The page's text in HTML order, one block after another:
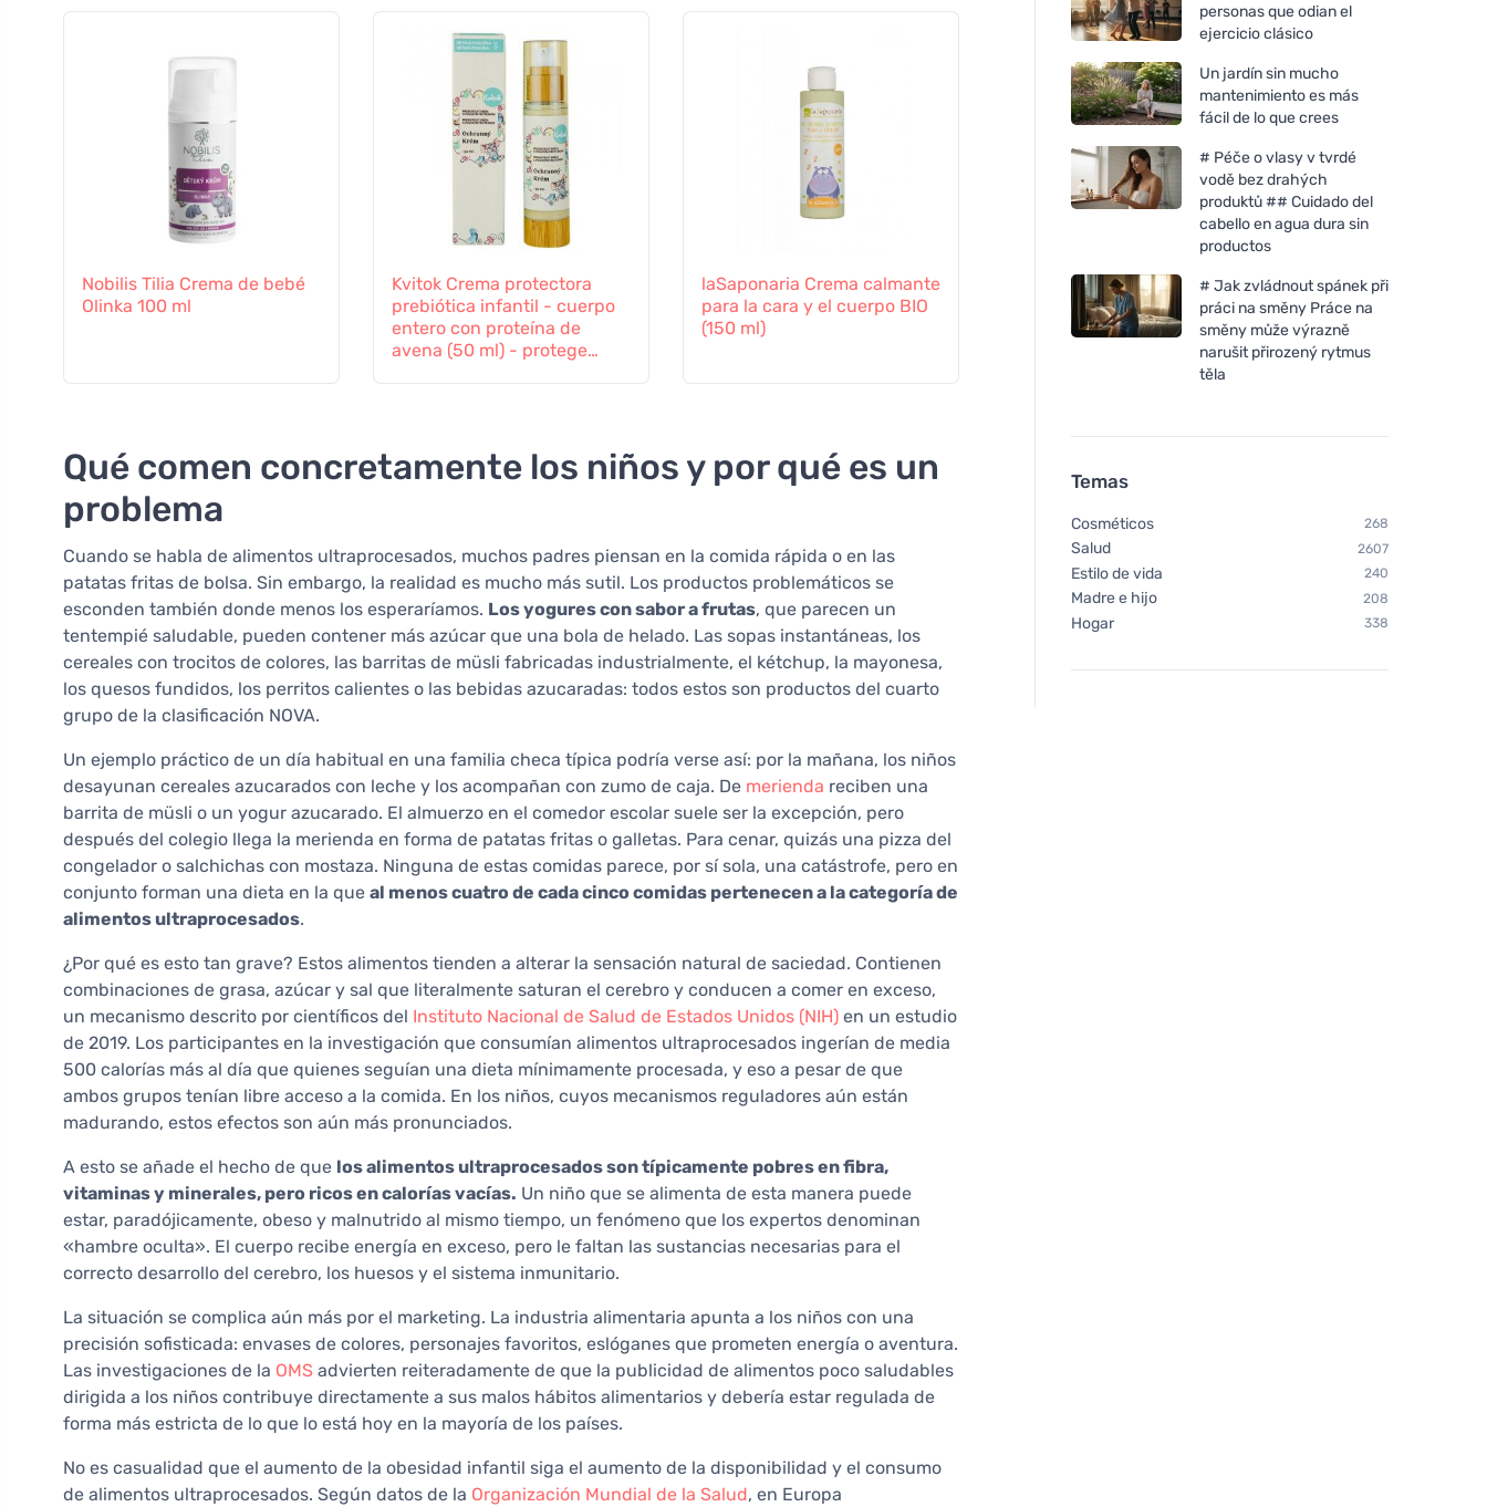
Nobilis Tilia Crema de bebé
Olinka 100 ml
Kvitok Crema protectora
prebiótica infantil - cuerpo
entero con proteína de
avena (50 ml) - protege
laSaponaria Crema calmante
para la cara y el cuerpo BIO
(150 ml)
Qué comen concretamente los niños y por qué es un
problema
Cuando se habla de alimentos ultraprocesados, muchos padres piensan en la comida rápida o en las
patatas fritas de bolsa. Sin embargo, la realidad es mucho más sutil. Los productos problemáticos se
esconden también donde menos los esperaríamos. Los yogures con sabor a frutas, que parecen un
tentempié saludable, pueden contener más azúcar que una bola de helado. Las sopas instantáneas, los
cereales con trocitos de colores, las barritas de müsli fabricadas industrialmente, el kétchup, la mayonesa,
los quesos fundidos, los perritos calientes o las bebidas azucaradas: todos estos son productos del cuarto
grupo de la clasificación NOVA.
Un ejemplo práctico de un día habitual en una familia checa típica podría verse así: por la mañana, los niños
desayunan cereales azucarados con leche y los acompañan con zumo de caja. De merienda reciben una
barrita de müsli o un yogur azucarado. El almuerzo en el comedor escolar suele ser la excepción, pero
después del colegio llega la merienda en forma de patatas fritas o galletas. Para cenar, quizás una pizza del
congelador o salchichas con mostaza. Ninguna de estas comidas parece, por sí sola, una catástrofe, pero en
conjunto forman una dieta en la que al menos cuatro de cada cinco comidas pertenecen a la categoría de
alimentos ultraprocesados.
¿Por qué es esto tan grave? Estos alimentos tienden a alterar la sensación natural de saciedad. Contienen
combinaciones de grasa, azúcar y sal que literalmente saturan el cerebro y conducen a comer en exceso,
un mecanismo descrito por científicos del Instituto Nacional de Salud de Estados Unidos (NIH) en un estudio
de 2019. Los participantes en la investigación que consumían alimentos ultraprocesados ingerían de media
500 calorías más al día que quienes seguían una dieta mínimamente procesada, y eso a pesar de que
ambos grupos tenían libre acceso a la comida. En los niños, cuyos mecanismos reguladores aún están
madurando, estos efectos son aún más pronunciados.
A esto se añade el hecho de que los alimentos ultraprocesados son típicamente pobres en fibra,
vitaminas y minerales, pero ricos en calorías vacías. Un niño que se alimenta de esta manera puede
estar, paradójicamente, obeso y malnutrido al mismo tiempo, un fenómeno que los expertos denominan
«hambre oculta». El cuerpo recibe energía en exceso, pero le faltan las sustancias necesarias para el
correcto desarrollo del cerebro, los huesos y el sistema inmunitario.
La situación se complica aún más por el marketing. La industria alimentaria apunta a los niños con una
precisión sofisticada: envases de colores, personajes favoritos, eslóganes que prometen energía o aventura.
Las investigaciones de la OMS advierten reiteradamente de que la publicidad de alimentos poco saludables
dirigida a los niños contribuye directamente a sus malos hábitos alimentarios y debería estar regulada de
forma más estricta de lo que lo está hoy en la mayoría de los países.
No es casualidad que el aumento de la obesidad infantil siga el aumento de la disponibilidad y el consumo
de alimentos ultraprocesados. Según datos de la Organización Mundial de la Salud, en Europa
personas que odian el
ejercicio clásico
Un jardín sin mucho
mantenimiento es más
fácil de lo que crees
# Péče o vlasy v tvrdé
vodě bez drahých
produktů ## Cuidado del
cabello en agua dura sin
productos
# Jak zvládnout spánek při
práci na směny Práce na
směny může výrazně
narušit přirozený rytmus
těla
Temas
Cosméticos 268
Salud 2607
Estilo de vida 240
Madre e hijo 208
Hogar 338